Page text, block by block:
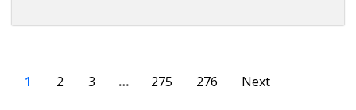
1 2 3 … 275 276 Next